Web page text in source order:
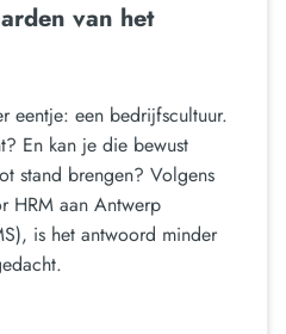
van het
eentje: een bedrijfscultuur.
En kan je die bewust
stand brengen? Volgens
HRM aan Antwerp
is het antwoord minder